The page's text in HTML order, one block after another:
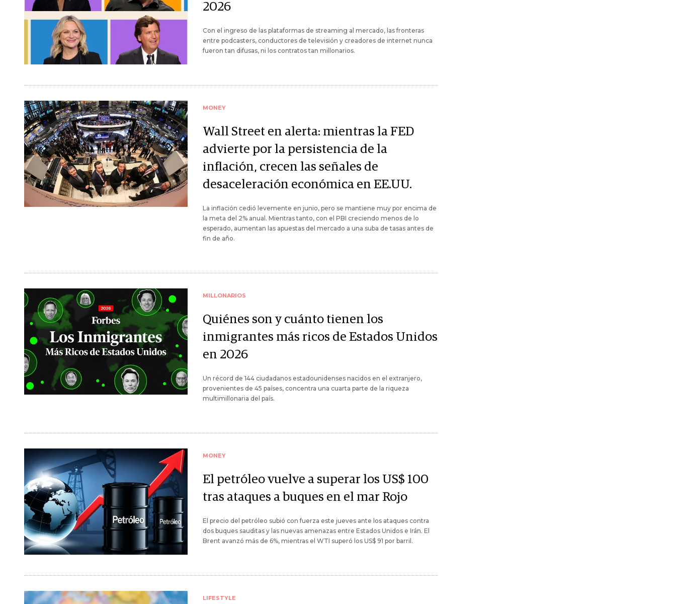
2026
Con el ingreso de las plataformas de streaming al mercado, las fronteras
entre podcasters, conductores de televisión y creadores de internet nunca
fueron tan difusas, ni los contratos tan millonarios.
MONEY
Wall Street en alerta: mientras la FED
advierte por la persistencia de la
inflación, crecen las señales de
desaceleración económica en EE.UU.
La inflación cedió levemente en junio, pero se mantiene muy por encima de
la meta del 2% anual. Mientras tanto, con el PBI creciendo menos de lo
esperado, aumentan las apuestas del mercado a una suba de tasas antes de
fin de año.
MILLONARIOS
Quiénes son y cuánto tienen los
inmigrantes más ricos de Estados Unidos
en 2026
Un récord de 144 ciudadanos estadounidenses nacidos en el extranjero,
provenientes de 45 países, concentra una cuarta parte de la riqueza
multimillonaria del país.
MONEY
El petróleo vuelve a superar los US$ 100
tras ataques a buques en el mar Rojo
El precio del petróleo subió con fuerza este jueves ante los ataques contra
dos buques sauditas y las nuevas amenazas entre Estados Unidos e Irán. El
Brent avanzó más de 6%, mientras el WTI superó los US$ 91 por barril.
LIFESTYLE